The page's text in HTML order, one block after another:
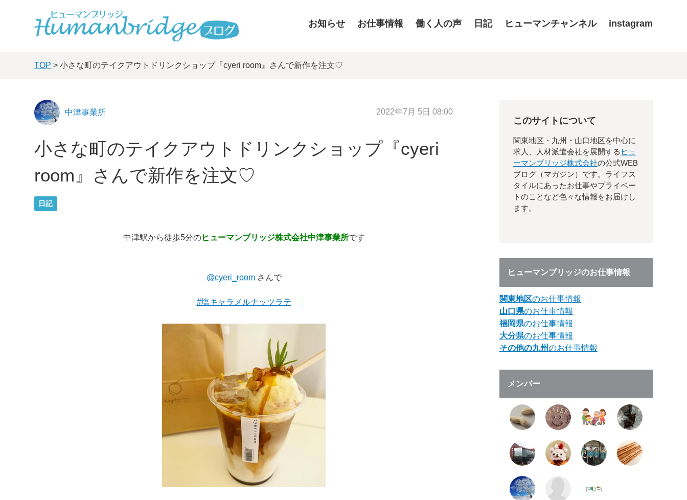
お知らせ お仕事情報 働く人の声 日記 ヒューマンチャンネル instagram
TOP > 小さな町のテイクアウトドリンクショップ『cyeri room』さんで新作を注文♡
中津事業所 2022年7月 5日 08:00
小さな町のテイクアウトドリンクショップ『cyeri
room』さんで新作を注文♡
日記
中津駅から徒歩5分のヒューマンブリッジ株式会社中津事業所です
@cyeri_roomさんで
#塩キャラメルナッツラテ
このサイトについて
関東地区・九州・山口地区を中心に
求人、人材派遣会社を展開する ヒュ
ーマンブリッジ株式会社の公式WEB
ブログ（マガジン）です。ライフス
タイルにあったお仕事やプライベー
トのことなど色々な情報をお届けし
ます。
ヒューマンブリッジのお仕事情報
関東地区のお仕事情報
山口県のお仕事情報
福岡県のお仕事情報
大分県のお仕事情報
その他の九州のお仕事情報
メンバー